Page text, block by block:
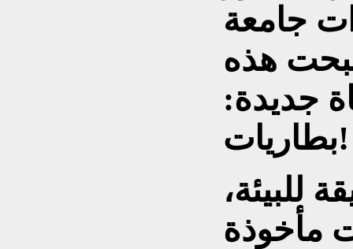
جامعة
هذه
جديدة:
بطاريات!
للبيئة،
مأخوذة